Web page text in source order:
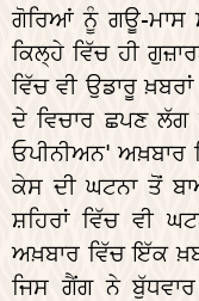
ਗੋਰਿਆਂ ਨੂੰ ਗਊ-ਮਾਸ
ਕਿਲ੍ਹੇ ਵਿੱਚ ਹੀ
ਵਿੱਚ ਵੀ ਉਡਾਰੂ
ਦੇ ਵਿਚਾਰ ਛਪਣ
ਓਪੀਨੀਅਨ' ਅਖ਼ਬਾਰ
ਕੇਸ ਦੀ ਘਟਨਾ ਤੋਂ
ਸ਼ਹਿਰਾਂ ਵਿੱਚ ਵੀ
ਅਖ਼ਬਾਰ ਵਿੱਚ ਇੱਕ
ਜਿਸ ਗੈਂਗ ਨੇ